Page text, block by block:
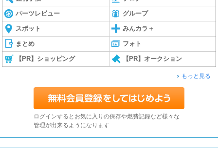
パーツレビュー グループ
スポット みんカラ＋
まとめ フォト
【PR】ショッピング 【PR】オークション
もっと見る
ログインするとお気に入りの保存や燃費記録など様々な
管理が出来るようになります